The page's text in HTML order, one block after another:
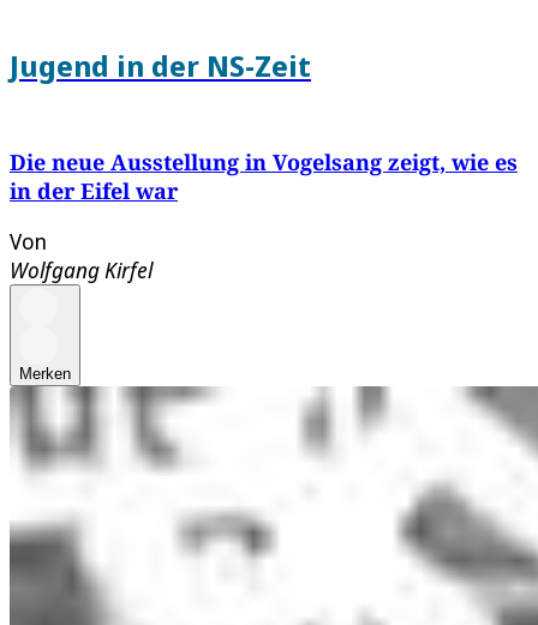
Jugend in der NS-Zeit
Die neue Ausstellung in Vogelsang zeigt, wie es
in der Eifel war
Von
Wolfgang Kirfel
Merken